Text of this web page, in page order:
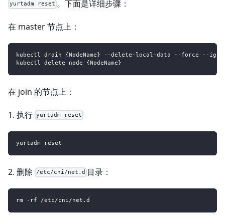
yurtadm reset 。下面是详细步骤：
在 master 节点上：
kubectl drain {NodeName} --delete-local-data --force --
kubectl delete node {NodeName}
在 join 的节点上：
1. 执行 yurtadm reset
yurtadm reset
2. 删除 /etc/cni/net.d 目录：
rm -rf /etc/cni/net.d